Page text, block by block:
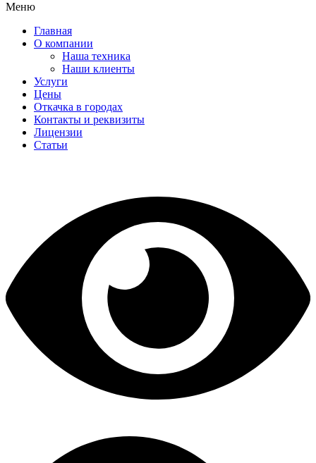
Меню
Главная
О компании
Наша техника
Наши клиенты
Услуги
Цены
Откачка в городах
Контакты и реквизиты
Лицензии
Статьи